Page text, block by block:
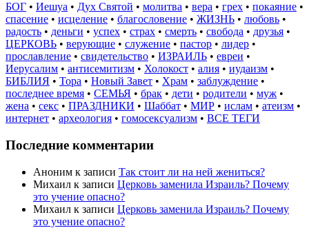
БОГ • Иешуа • Дух Святой • молитва • вера • грех • покаяние •
спасение • исцеление • благословение • ЖИЗНЬ • любовь •
радость • деньги • успех • страх • смерть • свобода • друзья •
ЦЕРКОВЬ • верующие • служение • пастор • лидер •
прославление • свидетельство • ИЗРАИЛЬ • евреи •
Иерусалим • антисемитизм • Холокост • алия • иудаизм •
БИБЛИЯ • Тора • Новый Завет • Храм • заблуждение •
последнее время • СЕМЬЯ • брак • дети • родители • муж •
жена • секс • ПРАЗДНИКИ • Шаббат • МИР • ислам • атеизм •
интернет • археология • гомосексуализм • ВСЕ ТЕГИ
Последние комментарии
Аноним к записи Так стоит ли на ней жениться?
Михаил к записи Церковь заменила Израиль? Почему
это учение опасно?
Михаил к записи Церковь заменила Израиль? Почему
это учение опасно?